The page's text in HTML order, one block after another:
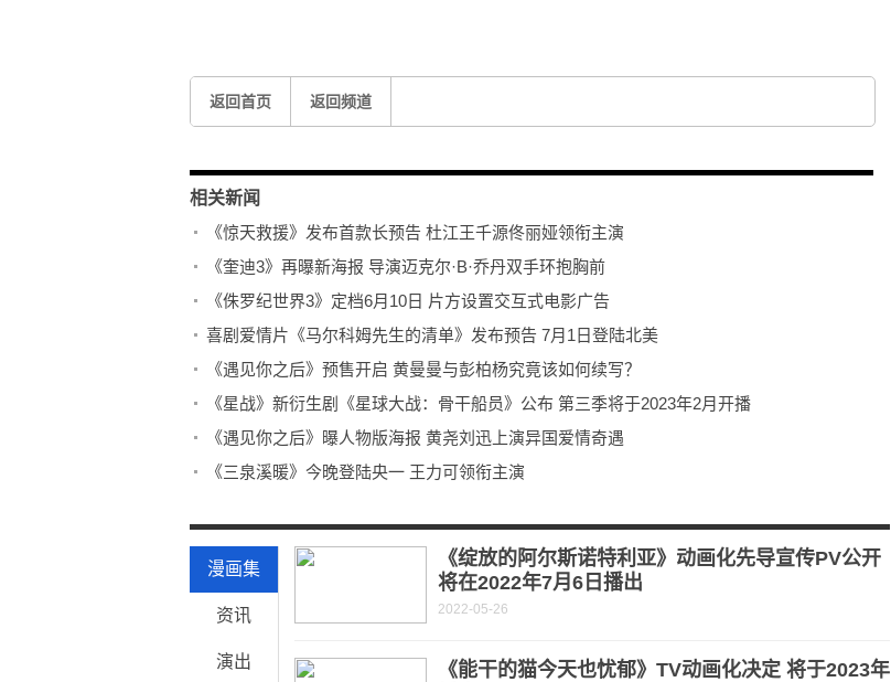
返回首页 返回频道
相关新闻
《惊天救援》发布首款长预告 杜江王千源佟丽娅领衔主演
《奎迪3》再曝新海报 导演迈克尔·B·乔丹双手环抱胸前
《侏罗纪世界3》定档6月10日 片方设置交互式电影广告
喜剧爱情片《马尔科姆先生的清单》发布预告 7月1日登陆北美
《遇见你之后》预售开启 黄曼曼与彭柏杨究竟该如何续写？
《星战》新衍生剧《星球大战：骨干船员》公布 第三季将于2023年2月开播
《遇见你之后》曝人物版海报 黄尧刘迅上演异国爱情奇遇
《三泉溪暖》今晚登陆央一 王力可领衔主演
漫画集
资讯
演出
《绽放的阿尔斯诺特利亚》动画化先导宣传PV公开
将在2022年7月6日播出
2022-05-26
《能干的猫今天也忧郁》TV动画化决定 将于2023年